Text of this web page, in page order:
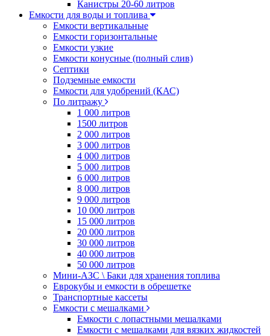
Канистры 20-60 литров
Емкости для воды и топлива
Емкости вертикальные
Емкости горизонтальные
Емкости узкие
Емкости конусные (полный слив)
Септики
Подземные емкости
Емкости для удобрений (КАС)
По литражу
1 000 литров
1500 литров
2 000 литров
3 000 литров
4 000 литров
5 000 литров
6 000 литров
8 000 литров
9 000 литров
10 000 литров
15 000 литров
20 000 литров
30 000 литров
40 000 литров
50 000 литров
Мини-АЗС \ Баки для хранения топлива
Еврокубы и емкости в обрешетке
Транспортные кассеты
Емкости с мешалками
Емкости с лопастными мешалками
Емкости с мешалками для вязких жидкостей